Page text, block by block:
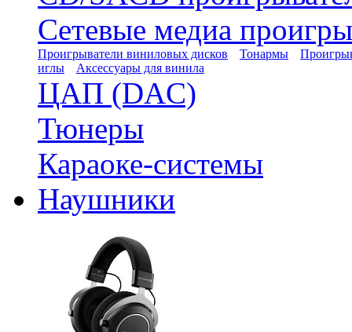
Сетевые медиа
Проигрыватели виниловых дисков Тонармы
иглы
Аксессуары для винила
ЦАП (DAC)
Тюнеры
Караоке-системы
Наушники